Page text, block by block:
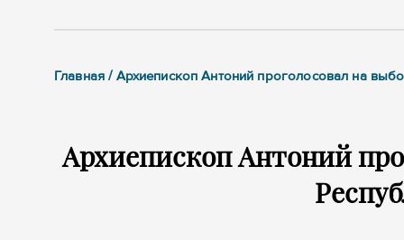
Главная / Архиепископ Антоний проголосовал на
Архиепископ Антоний